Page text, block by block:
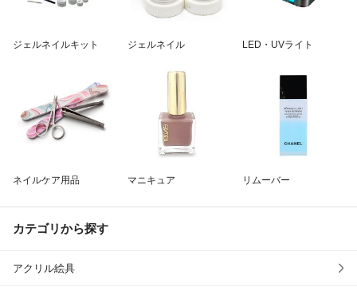
ジェルネイルキット ジェルネイル LED・UVライト
ネイルケア用品 マニキュア リムーバー
カテゴリから探す
アクリル絵具